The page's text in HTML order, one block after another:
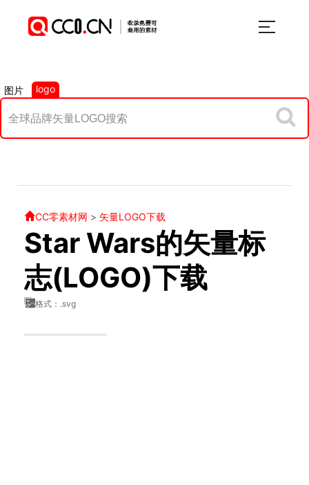
图片 logo
CC零素材网 > 矢量LOGO下载
Star Wars的矢量标
志(LOGO)下载
格式：.svg